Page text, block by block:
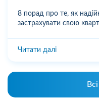
8 порад про те, як
застрахувати свою
Читати далі